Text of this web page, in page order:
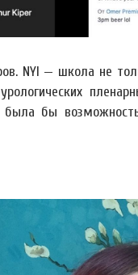
NYI — школа не
бы